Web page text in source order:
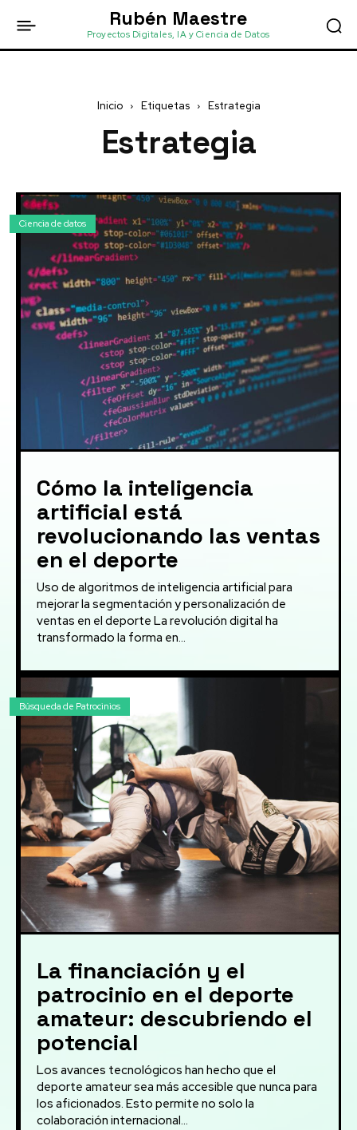
Rubén Maestre
Proyectos Digitales, IA y Ciencia de Datos
Inicio Etiquetas Estrategia
Estrategia
Ciencia de datos
Cómo la inteligencia
artificial está
revolucionando las ventas
en el deporte
Uso de algoritmos de inteligencia artificial para
mejorar la segmentación y personalización de
ventas en el deporte La revolución digital ha
transformado la forma en...
Búsqueda de Patrocinios
La financiación y el
patrocinio en el deporte
amateur: descubriendo el
potencial
Los avances tecnológicos han hecho que el
deporte amateur sea más accesible que nunca para
los aficionados. Esto permite no solo la
colaboración internacional...